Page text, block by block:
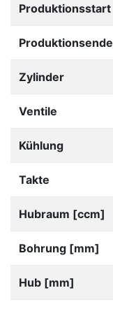
Produktionsstart
Produktionsende
Zylinder
Ventile
Kühlung
Takte
Hubraum [ccm]
Bohrung [mm]
Hub [mm]